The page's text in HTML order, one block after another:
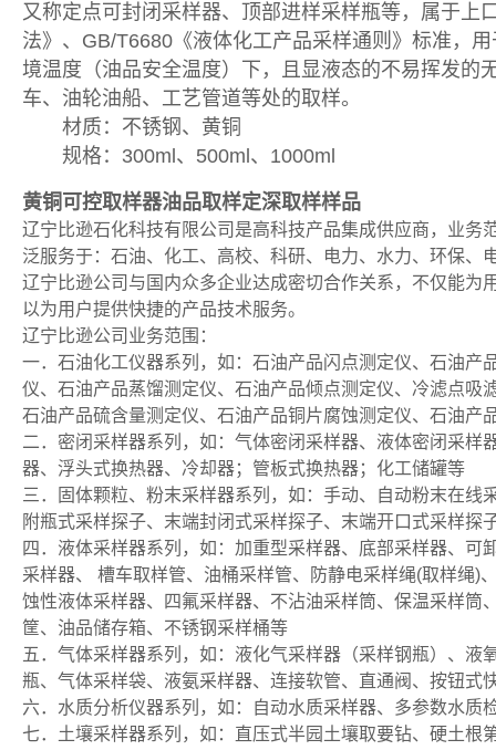
又称定点可封闭采样器、顶部进样采样瓶等，属于
法》、GB/T6680《液体化工产品采样通则》标准，
境温度（油品安全温度）下，且显液态的不易挥发的
车、油轮油船、工艺管道等处的取样。
材质：不锈钢、黄铜
规格：300ml、500ml、1000ml
黄铜可控取样器油品取样定深取样样品
辽宁比逊石化科技有限公司是高科技产品集成供应商，业
泛服务于：石油、化工、高校、科研、电力、水力、环保、
辽宁比逊公司与国内众多企业达成密切合作关系，不仅能
以为用户提供快捷的产品技术服务。
辽宁比逊公司业务范围：
一．石油化工仪器系列，如：石油产品闪点测定仪、石油
仪、石油产品蒸馏测定仪、石油产品倾点测定仪、冷滤点
石油产品硫含量测定仪、石油产品铜片腐蚀测定仪、石油产
二．密闭采样器系列，如：气体密闭采样器、液体密闭采
器、浮头式换热器、冷却器；管板式换热器；化工储罐等
三．固体颗粒、粉末采样器系列，如：手动、自动粉末在
附瓶式采样探子、末端封闭式采样探子、末端开口式采样
四．液体采样器系列，如：加重型采样器、底部采样器、
采样器、 槽车取样管、油桶采样管、防静电采样绳(取样绳)
蚀性液体采样器、四氟采样器、不沾油采样筒、保温采样
筐、油品储存箱、不锈钢采样桶等
五．气体采样器系列，如：液化气采样器（采样钢瓶）、
瓶、气体采样袋、液氨采样器、连接软管、直通阀、按钮式
六．水质分析仪器系列，如：自动水质采样器、多参数水
七．土壤采样器系列，如：直压式半园土壤取要钻、硬土